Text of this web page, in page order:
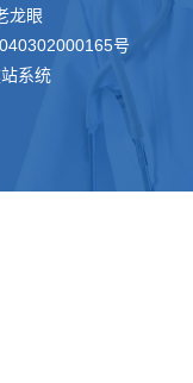
龙眼
号
系统